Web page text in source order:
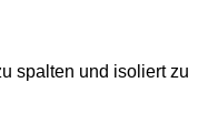
spalten und isoliert zu